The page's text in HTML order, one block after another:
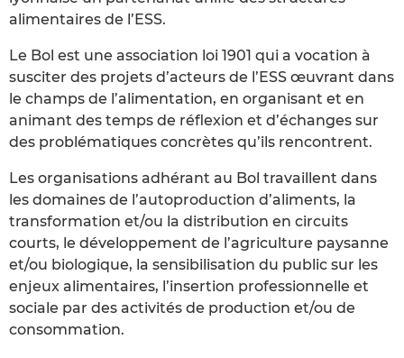
alimentaires de l’ESS.
Le Bol est une association loi 1901 qui a vocation à
susciter des projets d’acteurs de l’ESS œuvrant dans
le champs de l’alimentation, en organisant et en
animant des temps de réflexion et d’échanges sur
des problématiques concrètes qu’ils rencontrent.
Les organisations adhérant au Bol travaillent dans
les domaines de l’autoproduction d’aliments, la
transformation et/ou la distribution en circuits
courts, le développement de l’agriculture paysanne
et/ou biologique, la sensibilisation du public sur les
enjeux alimentaires, l’insertion professionnelle et
sociale par des activités de production et/ou de
consommation.